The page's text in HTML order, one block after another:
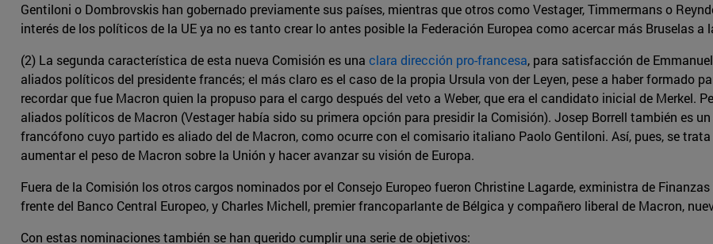
Gentiloni o Dombrovskis han gobernado previamente sus países, mientras que otros como Vestager, Timmermans o
interés de los políticos de la UE ya no es tanto crear lo antes posible la Federación Europea como acercar más Bruselas
(2) La segunda característica de esta nueva Comisión es una clara dirección pro-francesa, para satisfacción de
aliados políticos del presidente francés; el más claro es el caso de la propia Ursula von der Leyen, pese a haber formado
recordar que fue Macron quien la propuso para el cargo después del veto a Weber, que era el candidato inicial de Merkel.
aliados políticos de Macron (Vestager había sido su primera opción para presidir la Comisión). Josep Borrell también es
francófono cuyo partido es aliado del de Macron, como ocurre con el comisario italiano Paolo Gentiloni. Así, pues, se
aumentar el peso de Macron sobre la Unión y hacer avanzar su visión de Europa.
Fuera de la Comisión los otros cargos nominados por el Consejo Europeo fueron Christine Lagarde, exministra de
frente del Banco Central Europeo, y Charles Michell, premier francoparlante de Bélgica y compañero liberal de Macron,
Con estas nominaciones también se han querido cumplir una serie de objetivos: